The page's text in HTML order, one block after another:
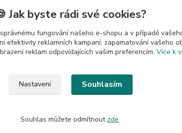
Upravit sběr cookies.
je bez souhlasu
Jak byste rádi své cookies?
fungování našeho e-shopu a v případě
efektivity reklamních kampaní, zapamatování vašeho
reklam odpovídajících vašim preferencím. Více k
Nastavení Souhlasím
Souhlas můžete odmítnout zde.